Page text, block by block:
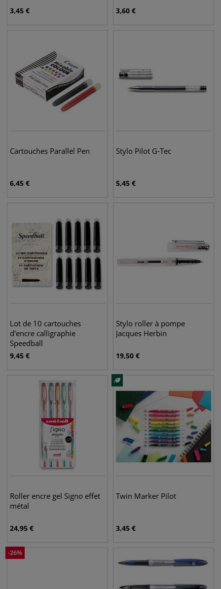
3,45 € 3,60 €
Cartouches Parallel Pen
6,45 €
Stylo Pilot G-Tec
5,45 €
Lot de 10 cartouches
d'encre calligraphie
Speedball
9,45 €
Stylo roller à pompe
Jacques Herbin
19,50 €
Roller encre gel Signo effet
métal
24,95 €
Twin Marker Pilot
3,45 €
-26%